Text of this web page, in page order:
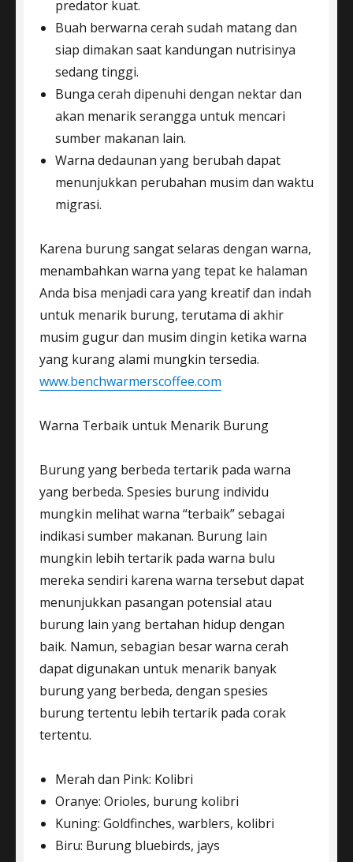
predator kuat.
Buah berwarna cerah sudah matang dan
siap dimakan saat kandungan nutrisinya
sedang tinggi.
Bunga cerah dipenuhi dengan nektar dan
akan menarik serangga untuk mencari
sumber makanan lain.
Warna dedaunan yang berubah dapat
menunjukkan perubahan musim dan waktu
migrasi.
Karena burung sangat selaras dengan warna,
menambahkan warna yang tepat ke halaman
Anda bisa menjadi cara yang kreatif dan indah
untuk menarik burung, terutama di akhir
musim gugur dan musim dingin ketika warna
yang kurang alami mungkin tersedia.
www.benchwarmerscoffee.com
Warna Terbaik untuk Menarik Burung
Burung yang berbeda tertarik pada warna
yang berbeda. Spesies burung individu
mungkin melihat warna “terbaik” sebagai
indikasi sumber makanan. Burung lain
mungkin lebih tertarik pada warna bulu
mereka sendiri karena warna tersebut dapat
menunjukkan pasangan potensial atau
burung lain yang bertahan hidup dengan
baik. Namun, sebagian besar warna cerah
dapat digunakan untuk menarik banyak
burung yang berbeda, dengan spesies
burung tertentu lebih tertarik pada corak
tertentu.
Merah dan Pink: Kolibri
Oranye: Orioles, burung kolibri
Kuning: Goldfinches, warblers, kolibri
Biru: Burung bluebirds, jays